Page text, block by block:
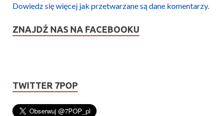
Dowiedz się więcej jak przetwarzane są dane komentarzy.
ZNAJDŹ NAS NA FACEBOOKU
TWITTER 7POP